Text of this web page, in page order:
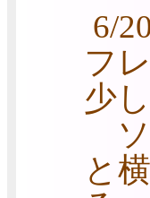
6/20
フ
少
ソ
と